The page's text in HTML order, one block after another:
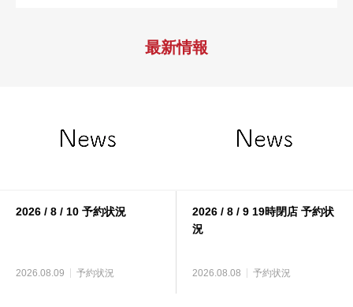
最新情報
2026 / 8 / 10 予約状況
2026.08.09 予約状況
2026 / 8 / 9 19時閉店 予約状
況
2026.08.08 予約状況